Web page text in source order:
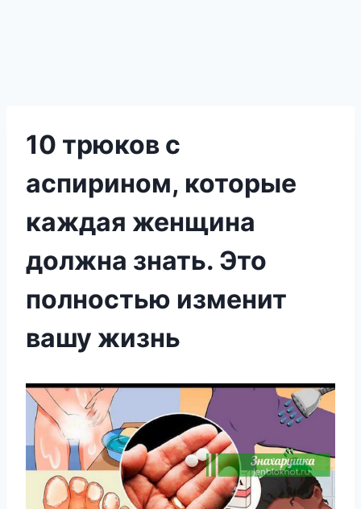
10 трюков с
аспирином, которые
каждая женщина
должна знать. Это
полностью изменит
вашу жизнь